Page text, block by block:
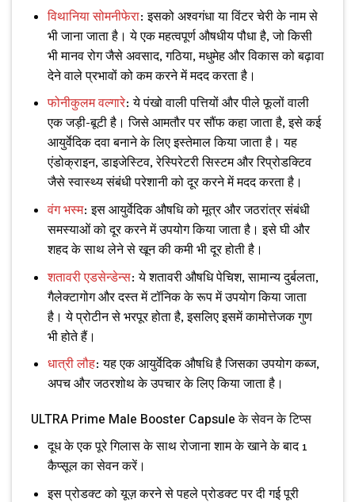
विथानिया सोमनीफेरा: इसको अश्वगंधा या विंटर चेरी के नाम से
भी जाना जाता है। ये एक महत्वपूर्ण औषधीय पौधा है, जो किसी
भी मानव रोग जैसे अवसाद, गठिया, मधुमेह और विकास को बढ़ावा
देने वाले प्रभावों को कम करने में मदद करता है।
फोनीकुलम वल्गारे: ये पंखो वाली पत्तियों और पीले फूलों वाली
एक जड़ी-बूटी है। जिसे आमतौर पर सौंफ कहा जाता है, इसे कई
आयुर्वेदिक दवा बनाने के लिए इस्तेमाल किया जाता है। यह
एंडोक्राइन, डाइजेस्टिव, रेस्पिरेटरी सिस्टम और रिप्रोडक्टिव
जैसे स्वास्थ्य संबंधी परेशानी को दूर करने में मदद करता है।
वंग भस्म: इस आयुर्वेदिक औषधि को मूत्र और जठरांत्र संबंधी
समस्याओं को दूर करने में उपयोग किया जाता है। इसे घी और
शहद के साथ लेने से खून की कमी भी दूर होती है।
शतावरी एडसेन्डेन्स: ये शतावरी औषधि पेचिश, सामान्य दुर्बलता,
गैलेक्टागोग और दस्त में टॉनिक के रूप में उपयोग किया जाता
है। ये प्रोटीन से भरपूर होता है, इसलिए इसमें कामोत्तेजक गुण
भी होते हैं।
धात्री लौह: यह एक आयुर्वेदिक औषधि है जिसका उपयोग कब्ज,
अपच और जठरशोथ के उपचार के लिए किया जाता है।
ULTRA Prime Male Booster Capsule के सेवन के टिप्स
दूध के एक पूरे गिलास के साथ रोजाना शाम के खाने के बाद 1
कैप्सूल का सेवन करें।
इस प्रोडक्ट को यूज़ करने से पहले प्रोडक्ट पर दी गई पूरी